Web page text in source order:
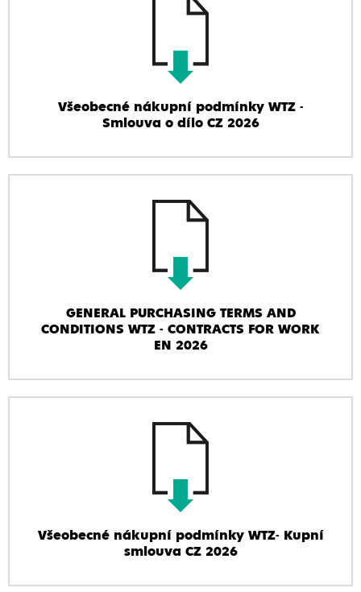
Všeobecné nákupní podmínky WTZ -
Smlouva o dílo CZ 2026
GENERAL PURCHASING TERMS AND
CONDITIONS WTZ - CONTRACTS FOR WORK
EN 2026
Všeobecné nákupní podmínky WTZ- Kupní
smlouva CZ 2026